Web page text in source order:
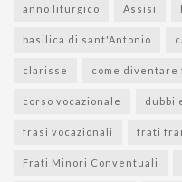
anno liturgico Assisi
basilica di sant'Antonio
clarisse come diventare
corso vocazionale dubbi
frasi vocazionali frati
Frati Minori Conventuali